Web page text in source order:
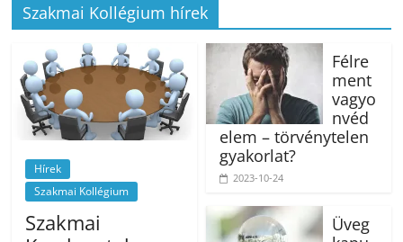
Szakmai Kollégium hírek
Hírek
Szakmai Kollégium
Szakmai
Félre
ment
vagyo
nvéd
elem – törvénytelen
gyakorlat?
2023-10-24
Üveg